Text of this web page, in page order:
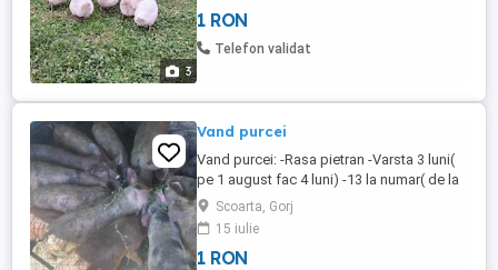
3
1 RON
Telefon validat
Vand purcei
Vand purcei: -Rasa pietran -Varsta 3 luni(
pe 1 august fac 4 luni) -13 la numar( de la
o singura purcea) -ofer si transport contra
cost sau gratis (depinde de zona)
Scoarta, Gorj
15 iulie
1 RON